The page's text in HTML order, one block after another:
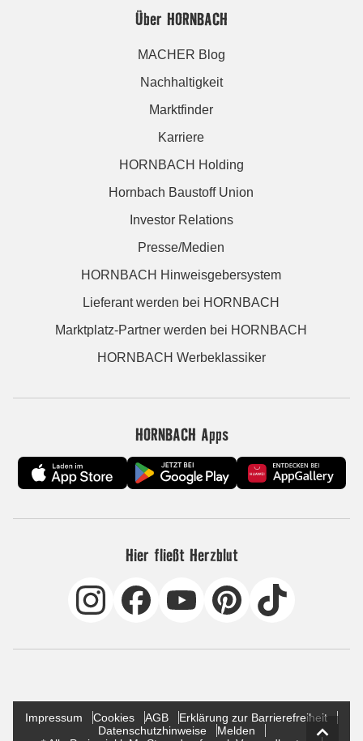
Über HORNBACH
MACHER Blog
Nachhaltigkeit
Marktfinder
Karriere
HORNBACH Holding
Hornbach Baustoff Union
Investor Relations
Presse/Medien
HORNBACH Hinweisgebersystem
Lieferant werden bei HORNBACH
Marktplatz-Partner werden bei HORNBACH
HORNBACH Werbeklassiker
HORNBACH Apps
Hier fließt Herzblut
Impressum Cookies AGB
Erklärung zur Barrierefreiheit
Datenschutzhinweise
Melden